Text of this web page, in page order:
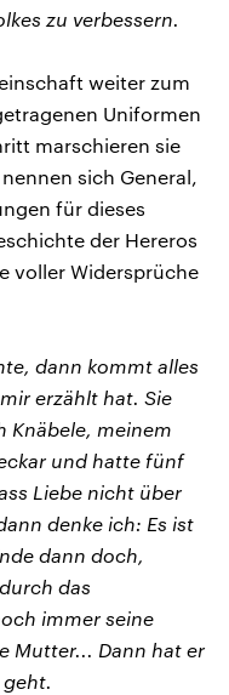
zu verbessern.
weiter zum
Uniformen
marschieren sie
sich General,
für dieses
der Hereros
voller Widersprüche
dann kommt alles
erzählt hat. Sie
Knäbele, meinem
und hatte fünf
Liebe nicht über
denke ich: Es ist
dann doch,
das
immer seine
Mutter... Dann hat er